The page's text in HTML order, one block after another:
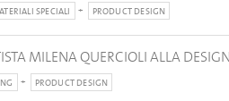
SPECIALI PRODUCT DESIGN
MILENA QUERCIOLI ALLA
PRODUCT DESIGN